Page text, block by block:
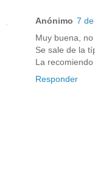
Anónimo 7
Muy buena, no
Se sale de la
La
Responder